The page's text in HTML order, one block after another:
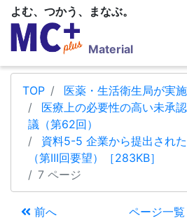
よむ、つかう、まなぶ。
Material
TOP
医薬・生活衛生局が実
医療上の必要性の高い未承
議（第62回）
資料5-5 企業から提出され
（第III回要望）［283KB］
7 ページ
前へ ページ一覧